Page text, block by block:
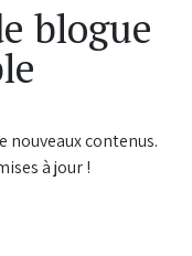
blogue
contenus.
à jour !